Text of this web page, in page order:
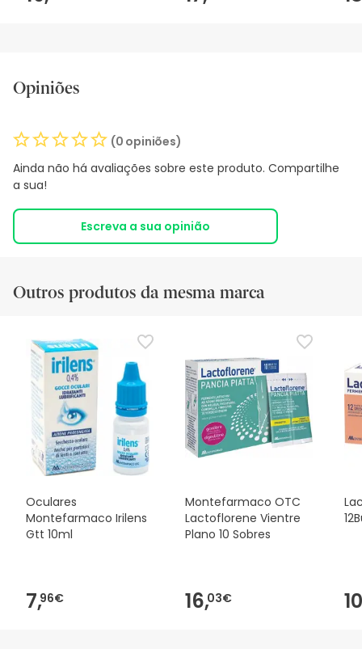
Opiniões
(0 opiniões)
Ainda não há avaliações sobre este produto. Compartilhe
a sua!
Escreva a sua opinião
Outros produtos da mesma marca
Oculares
Montefarmaco Irilens
Gtt 10ml
7,96€
Montefarmaco OTC
Lactoflorene Vientre
Plano 10 Sobres
16,03€